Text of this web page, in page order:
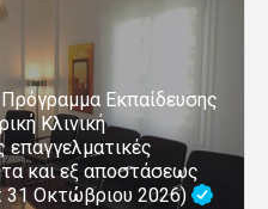
Εκπαίδευσης
Κλινική
επαγγελματικές
και εξ αποστάσεως
31 Οκτώβριου 2026)